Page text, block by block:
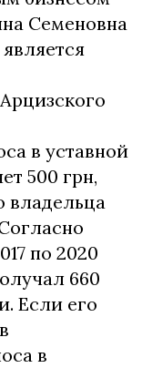
Семеновна
в уставной
500 грн,
владельца
по 2020
660
Если его
в